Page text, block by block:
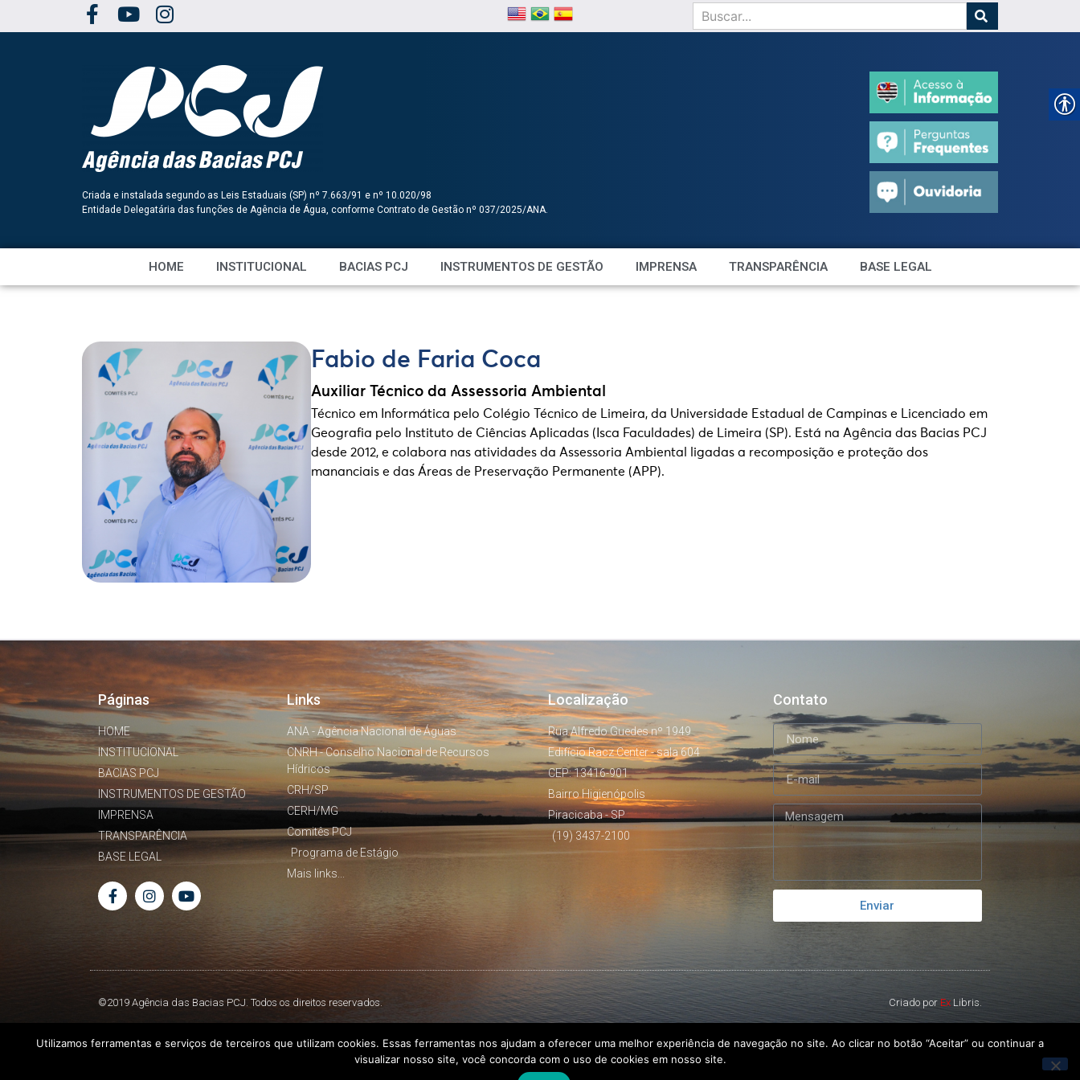
Criada e instalada segundo as Leis Estaduais (SP) nº 7.663/91 e nº 10.020/98
Entidade Delegatária das funções de Agência de Água, conforme Contrato de Gestão nº 037/2025/ANA.
HOME INSTITUCIONAL BACIAS PCJ INSTRUMENTOS DE GESTÃO IMPRENSA TRANSPARÊNCIA BASE LEGAL
Fabio de Faria Coca
Auxiliar Técnico da Assessoria Ambiental
Técnico em Informática pelo Colégio Técnico de Limeira, da Universidade Estadual de Campinas e Licenciado em
Geografia pelo Instituto de Ciências Aplicadas (Isca Faculdades) de Limeira (SP). Está na Agência das Bacias PCJ
desde 2012, e colabora nas atividades da Assessoria Ambiental ligadas a recomposição e proteção dos
mananciais e das Áreas de Preservação Permanente (APP).
Páginas
HOME
INSTITUCIONAL
BACIAS PCJ
INSTRUMENTOS DE GESTÃO
IMPRENSA
TRANSPARÊNCIA
BASE LEGAL
Links
ANA - Agência Nacional de Águas
CNRH - Conselho Nacional de Recursos
Hídricos
CRH/SP
CERH/MG
Comitês PCJ
Programa de Estágio
Mais links...
Localização
Rua Alfredo Guedes nº 1949
Edifício Racz Center - sala 604
CEP: 13416-901
Bairro Higienópolis
Piracicaba - SP
(19) 3437-2100
Contato
Enviar
©2019 Agência das Bacias PCJ. Todos os direitos reservados. Criado por Ex Libris.
Utilizamos ferramentas e serviços de terceiros que utilizam cookies. Essas ferramentas nos ajudam a oferecer uma melhor experiência de navegação no site. Ao clicar no botão “Aceitar” ou continuar a
visualizar nosso site, você concorda com o uso de cookies em nosso site.